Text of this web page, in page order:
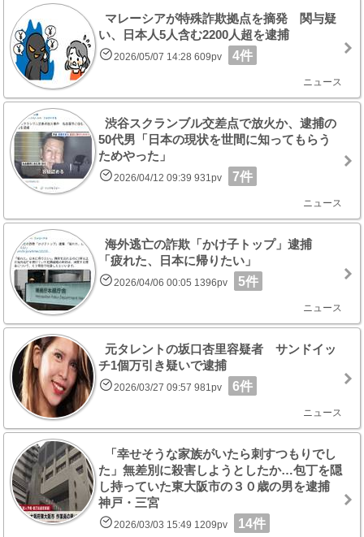
マレーシアが特殊詐欺拠点を摘発 関与疑
い、日本人5人含む2200人超を逮捕
2026/05/07 14:28 609pv 4件
ニュース
渋谷スクランブル交差点で放火か、逮捕の
50代男「日本の現状を世間に知ってもらう
ためやった」
2026/04/12 09:39 931pv 7件
ニュース
海外逃亡の詐欺「かけ子トップ」逮捕
「疲れた、日本に帰りたい」
2026/04/06 00:05 1396pv 5件
ニュース
元タレントの坂口杏里容疑者 サンドイッ
チ1個万引き疑いで逮捕
2026/03/27 09:57 981pv 6件
ニュース
「幸せそうな家族がいたら刺すつもりでし
た」無差別に殺害しようとしたか…包丁を隠
し持っていた東大阪市の３０歳の男を逮捕
神戸・三宮
2026/03/03 15:49 1209pv 14件